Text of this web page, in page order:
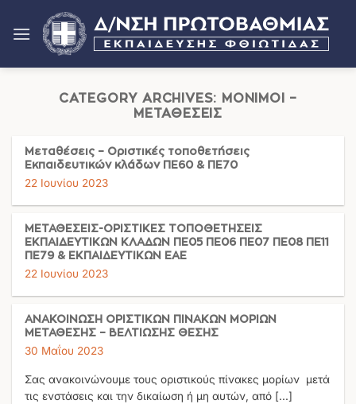
Μετάβαση
στο
περιεχόμενο
CATEGORY ARCHIVES:
ΜΌΝΙΜΟΙ –
ΜΕΤΑΘΈΣΕΙΣ
Μεταθέσεις – Οριστικές τοποθετήσεις
Εκπαιδευτικών κλάδων ΠΕ60 & ΠΕ70
22 Ιουνίου 2023
ΜΕΤΑΘΕΣΕΙΣ-ΟΡΙΣΤΙΚΕΣ ΤΟΠΟΘΕΤΗΣΕΙΣ
ΕΚΠΑΙΔΕΥΤΙΚΩΝ ΚΛΑΔΩΝ ΠΕ05 ΠΕ06 ΠΕ07 ΠΕ08 ΠΕ11
ΠΕ79 & ΕΚΠΑΙΔΕΥΤΙΚΩΝ ΕΑΕ
22 Ιουνίου 2023
ΑΝΑΚΟΙΝΩΣΗ ΟΡΙΣΤΙΚΩΝ ΠΙΝΑΚΩΝ ΜΟΡΙΩΝ
ΜΕΤΑΘΕΣΗΣ – ΒΕΛΤΙΩΣΗΣ ΘΕΣΗΣ
30 Μαΐου 2023
Σας ανακοινώνουμε τους οριστικούς πίνακες μορίων μετά
τις ενστάσεις και την δικαίωση ή μη αυτών, από [...]